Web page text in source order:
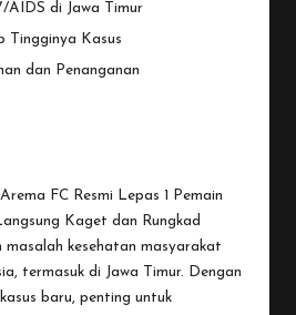
AIDS di Jawa Timur
Tingginya Kasus
dan Penanganan
FC Resmi Lepas 1 Pemain
Kaget dan Rungkad
masalah kesehatan masyarakat
termasuk di Jawa Timur. Dengan
baru, penting untuk